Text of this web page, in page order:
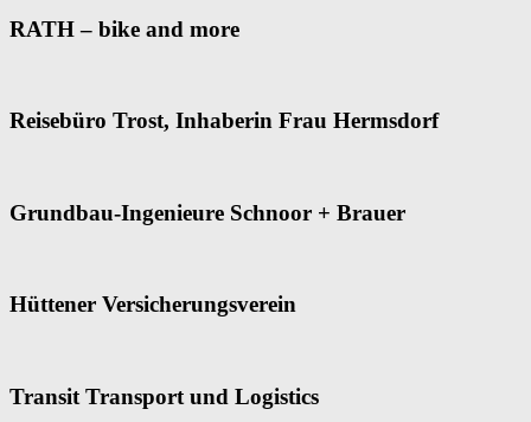
RATH – bike and more
Reisebüro Trost, Inhaberin Frau Hermsdorf
Grundbau-Ingenieure Schnoor + Brauer
Hüttener Versicherungsverein
Transit Transport und Logistics